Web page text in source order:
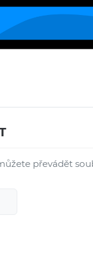
převádět